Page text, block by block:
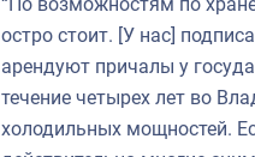
остро стоит. [У нас]
арендуют причалы у
течение четырех лет во
холодильных мощностей.